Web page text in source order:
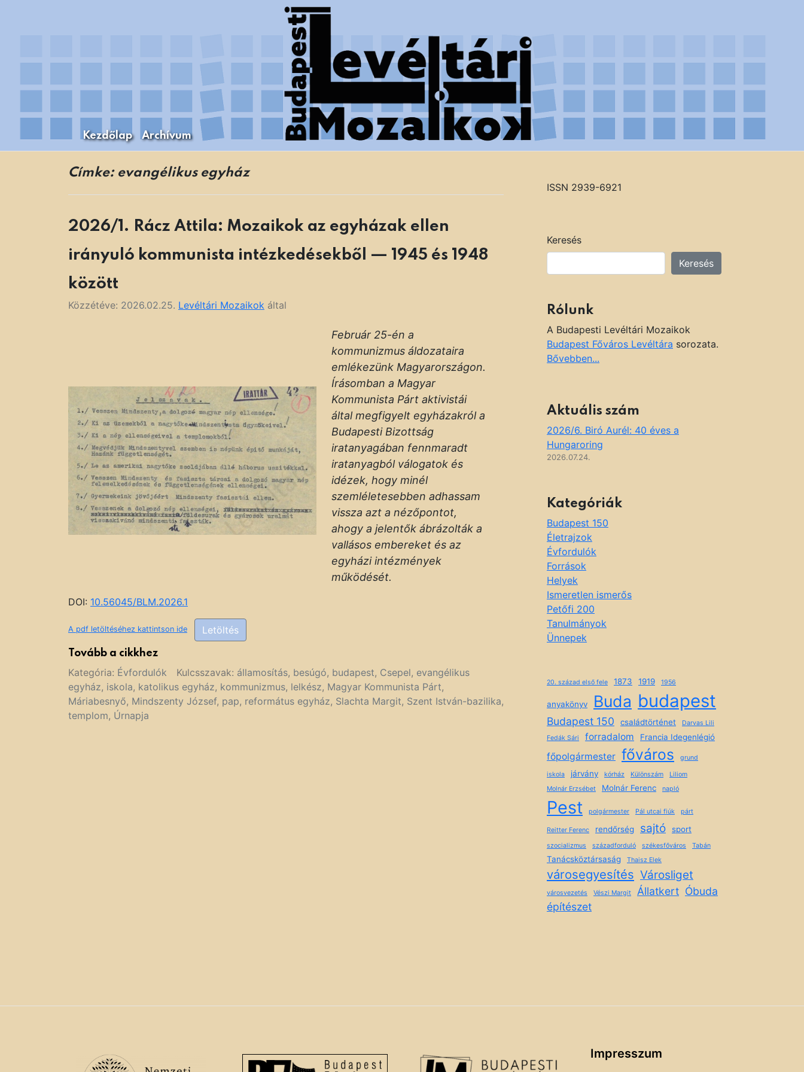
Levéltári Mozaikok
A Budapesti Levéltári Mozaikok Budapest Főváros Levéltára munkatársainak tanulmányai
Kezdőlap Archívum
Címke: evangélikus egyház
2026/1. Rácz Attila: Mozaikok az egyházak ellen
irányuló kommunista intézkedésekből — 1945 és 1948
között
Közzétéve: 2026.02.25. Levéltári Mozaikok által
Február 25-én a
kommunizmus áldozataira
emlékezünk Magyarországon.
Írásomban a Magyar
Kommunista Párt aktivistái
által megfigyelt egyházakról a
Budapesti Bizottság
iratanyagában fennmaradt
iratanyagból válogatok és
idézek, hogy minél
szemléletesebben adhassam
vissza azt a nézőpontot,
ahogy a jelentők ábrázolták a
vallásos embereket és az
egyházi intézmények
működését.
DOI: 10.56045/BLM.2026.1
A pdf letöltéséhez kattintson ide Letöltés
Tovább a cikkhez
Kategória: Évfordulók Kulcsszavak: államosítás, besúgó, budapest, Csepel, evangélikus
egyház, iskola, katolikus egyház, kommunizmus, lelkész, Magyar Kommunista Párt,
Máriabesnyő, Mindszenty József, pap, református egyház, Slachta Margit, Szent István-bazilika,
templom, Úrnapja
ISSN 2939-6921
Keresés
Keresés
Rólunk
A Budapesti Levéltári Mozaikok
Budapest Főváros Levéltára sorozata.
Bővebben...
Aktuális szám
2026/6. Biró Aurél: 40 éves a
Hungaroring
2026.07.24.
Kategóriák
Budapest 150
Életrajzok
Évfordulók
Források
Helyek
Ismeretlen ismerős
Petőfi 200
Tanulmányok
Ünnepek
20. század első fele 1873 1919 1956
anyakönyv Buda budapest
Budapest 150 családtörténet
Darvas Lili
Fedák Sári
forradalom Francia Idegenlégió
főpolgármester főváros grund
iskola járvány kórház Különszám
Liliom
Molnár Erzsébet
Molnár Ferenc napló
Pest polgármester Pál utcai fiúk párt
Reitter Ferenc rendőrség sajtó sport
szocializmus századforduló székesfőváros Tabán
Tanácsköztársaság Thaisz Elek
városegyesítés Városliget
városvezetés Vészi Margit Állatkert Óbuda
építészet
Impresszum